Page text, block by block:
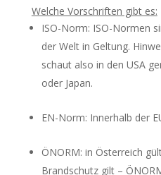
Welche Vorschriften gibt es:
ISO-Norm: ISO-Normen
der Welt in Geltung.
schaut also in den USA
oder Japan.
EN-Norm: Innerhalb der
ÖNORM: in Österreich
Brandschutz gilt –